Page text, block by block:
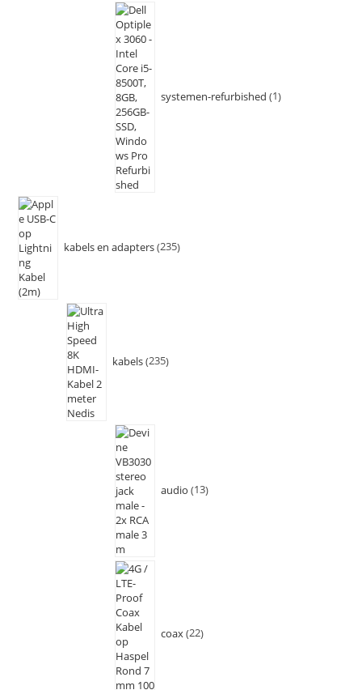
systemen-refurbished 1
kabels en adapters 235
kabels 235
audio 13
coax 22